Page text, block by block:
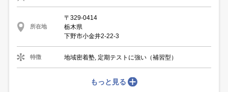
所在地
〒329-0414
栃木県
下野市小金井2-22-3
特徴 地域密着塾, 定期テストに強い（補習型）
もっと見る